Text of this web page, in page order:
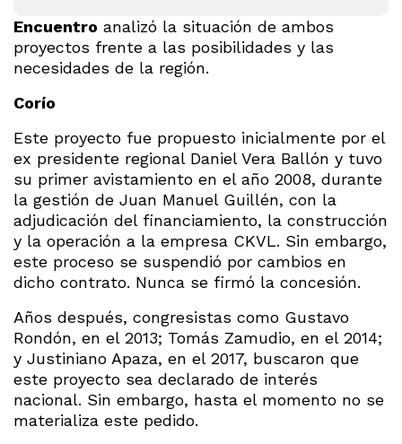
Encuentro analizó la situación de ambos
proyectos frente a las posibilidades y las
necesidades de la región.
Corío
Este proyecto fue propuesto inicialmente por el
ex presidente regional Daniel Vera Ballón y tuvo
su primer avistamiento en el año 2008, durante
la gestión de Juan Manuel Guillén, con la
adjudicación del financiamiento, la construcción
y la operación a la empresa CKVL. Sin embargo,
este proceso se suspendió por cambios en
dicho contrato. Nunca se firmó la concesión.
Años después, congresistas como Gustavo
Rondón, en el 2013; Tomás Zamudio, en el 2014;
y Justiniano Apaza, en el 2017, buscaron que
este proyecto sea declarado de interés
nacional. Sin embargo, hasta el momento no se
materializa este pedido.